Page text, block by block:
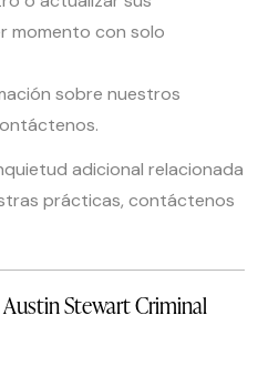
momento con solo
sobre nuestros
adicional relacionada
prácticas, contáctenos
Stewart Criminal